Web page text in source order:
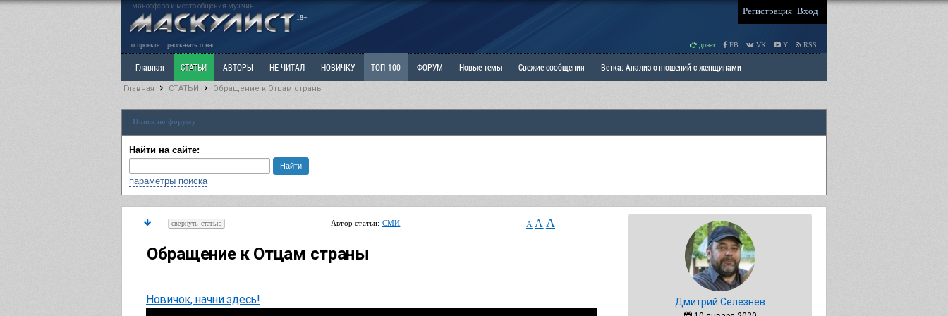
маносфера и место общения мужчин
18+
Регистрация Вход
о проекте рассказать о нас донат FB VK Y RSS
Главная СТАТЬИ АВТОРЫ НЕ ЧИТАЛ НОВИЧКУ ТОП-100 ФОРУМ Новые темы Свежие сообщения Ветка: Анализ отношений с женщинами
Ветка: Расстаюсь или Развожусь. САНЧАС Ветка: Наболевшее. Выскажись!
РАЗДЕЛ: Разное
Главная СТАТЬИ Обращение к Отцам страны
Поиск по форуму
Найти на сайте:
параметры поиска
свернуть статью Автор статьи: СМИ A A A
Обращение к Отцам страны
Новичок, начни здесь! Дмитрий Селезнев